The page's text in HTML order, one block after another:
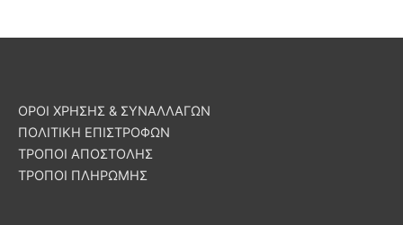
ΟΡΟΙ ΧΡΗΣΗΣ & ΣΥΝΑΛΛΑΓΩΝ
ΠΟΛΙΤΙΚΗ ΕΠΙΣΤΡΟΦΩΝ
ΤΡΟΠΟΙ ΑΠΟΣΤΟΛΗΣ
ΤΡΟΠΟΙ ΠΛΗΡΩΜΗΣ